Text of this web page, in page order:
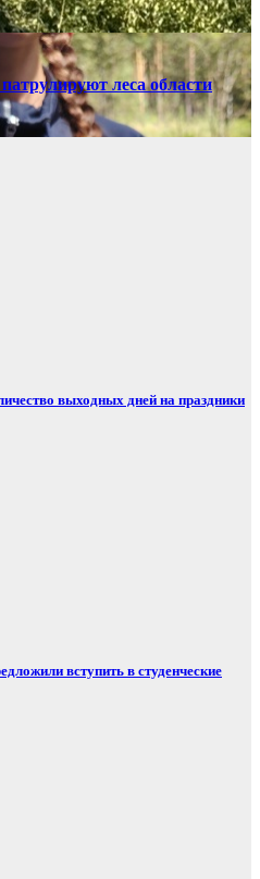
леса области
выходных дней на праздники
вступить в студенческие